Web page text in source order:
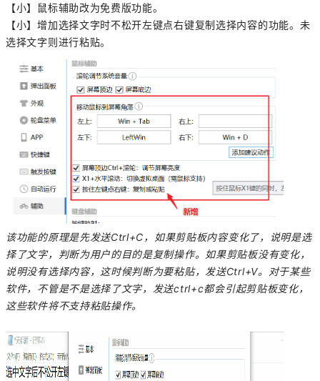
【小】鼠标辅助改为免费版功能。
【小】增加选择文字时不松开左键点右键复制选择内容的功能。未
选择文字则进行粘贴。
该功能的原理是先发送Ctrl+C，如果剪贴板内容变化了，说明是选
择了文字，判断为用户的目的是复制操作。如果剪贴板没有变化，
说明没有选择内容，这时候判断为要粘贴，发送Ctrl+V。对于某些
软件，不管是不是选择了文字，发送ctrl+c都会引起剪贴板变化，
这些软件将不支持粘贴操作。